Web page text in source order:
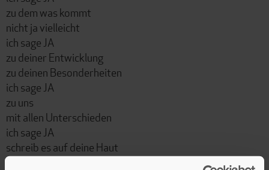
zu dem was kommt
nicht ja vielleicht
ich sage JA
zu deiner Entwicklung
zu deinen Besonderheiten
ich sage JA
zu uns
mit allen Unterschieden
ich sage JA
schreib es auf deine Haut
schreib es in unsere Träume